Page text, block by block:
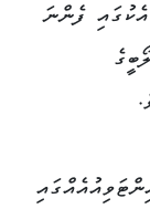
ފެންނަ